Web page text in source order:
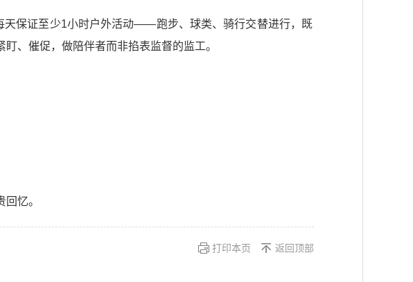
天保证至少1小时户外活动——跑步、球类、骑行交替进行，既
、催促，做陪伴者而非掐表监督的监工。
忆。
打印本页 返回顶部